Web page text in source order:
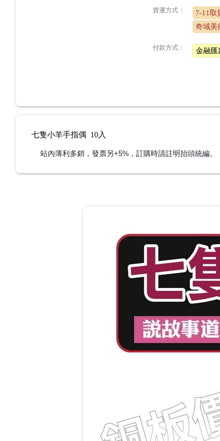
貨運方式：
7-11取
奇域美
付款方式： 金融匯
七隻小羊手指偶 10入
站內薄利多銷，發票另+5%，訂購時請註明抬頭統編。